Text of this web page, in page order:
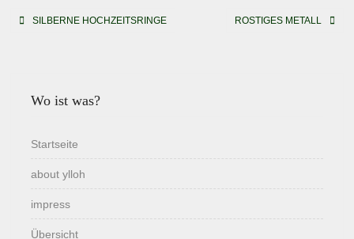
Beitragsnavigation
SILBERNE HOCHZEITSRINGE ROSTIGES METALL
Wo ist was?
Startseite
about ylloh
impress
Übersicht